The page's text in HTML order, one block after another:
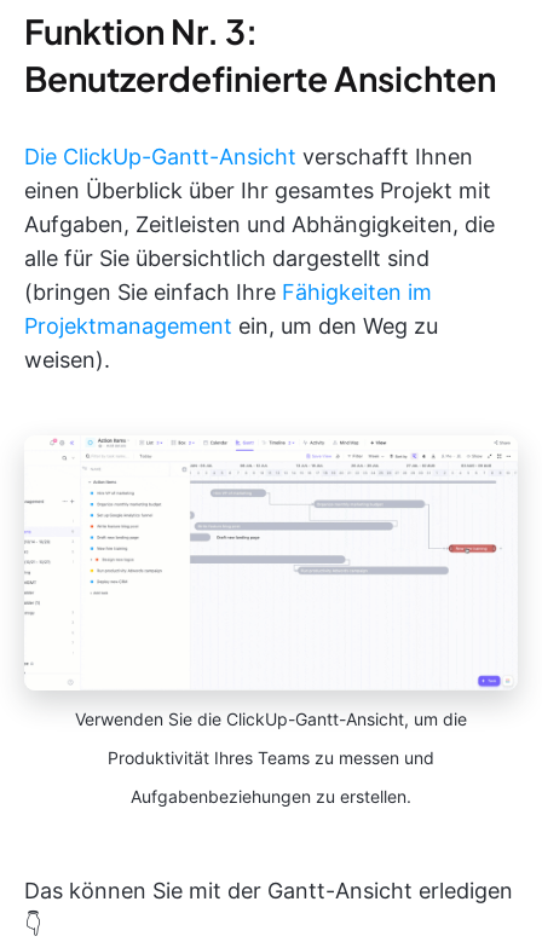
Funktion Nr. 3:
Benutzerdefinierte Ansichten
Die ClickUp-Gantt-Ansicht verschafft Ihnen
einen Überblick über Ihr gesamtes Projekt mit
Aufgaben, Zeitleisten und Abhängigkeiten, die
alle für Sie übersichtlich dargestellt sind
(bringen Sie einfach Ihre Fähigkeiten im
Projektmanagement ein, um den Weg zu
weisen).
Verwenden Sie die ClickUp-Gantt-Ansicht, um die
Produktivität Ihres Teams zu messen und
Aufgabenbeziehungen zu erstellen.
Das können Sie mit der Gantt-Ansicht erledigen
👇